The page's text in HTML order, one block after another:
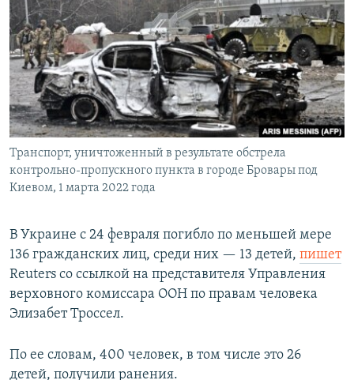
TÜRKMENÇE
Транспорт, уничтоженный в результате обстрела
контрольно-пропускного пункта в городе Бровары под
Киевом, 1 марта 2022 года
В Украине с 24 февраля погибло по меньшей мере
136 гражданских лиц, среди них — 13 детей, пишет
Reuters cо ссылкой на представителя Управления
верховного комиссара ООН по правам человека
Элизабет Троссел.
По ее словам, 400 человек, в том числе это 26
детей, получили ранения.